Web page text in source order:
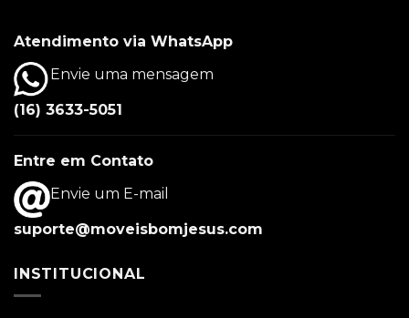
Atendimento via WhatsApp
Envie uma mensagem
(16) 3633-5051
Entre em Contato
Envie um E-mail
suporte@moveisbomjesus.com
INSTITUCIONAL